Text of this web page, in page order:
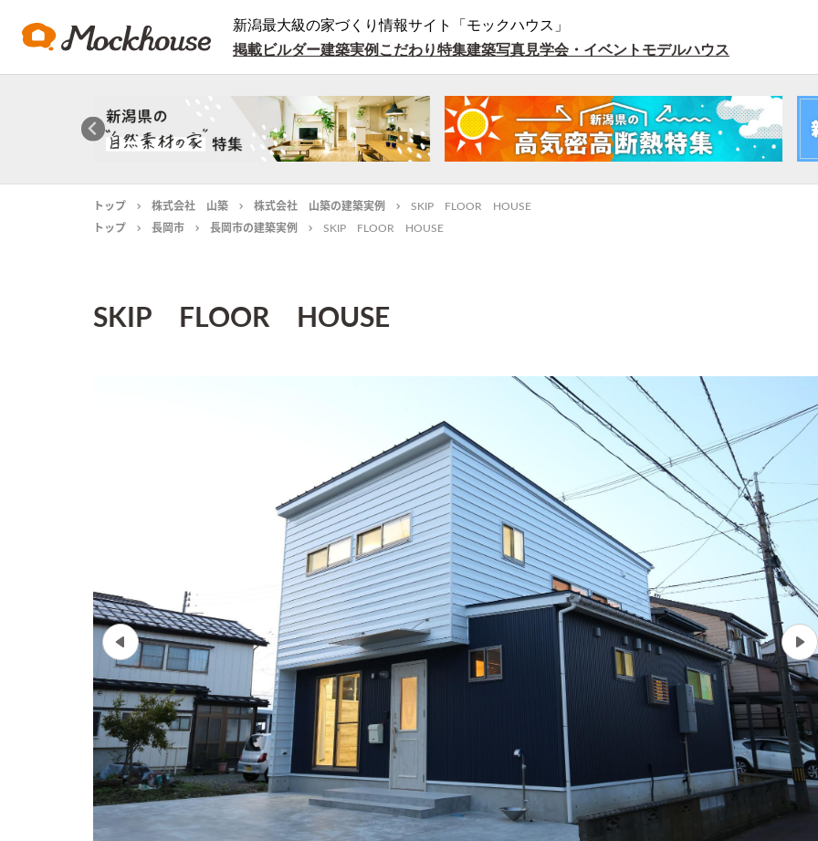
新潟最大級の家づくり情報サイト「モックハウス」
掲載ビルダー建築実例 こだわり特集建築写真見学会・イベント モデルハウス
トップ 株式会社 山築 株式会社 山築の建築実例
SKIP FLOOR HOUSE
トップ
長岡市 長岡市の建築実例 SKIP FLOOR HOUSE
SKIP FLOOR HOUSE